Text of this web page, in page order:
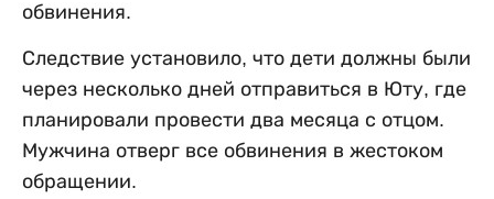
обвинения.
Следствие установило, что дети должны были
через несколько дней отправиться в Юту, где
планировали провести два месяца с отцом.
Мужчина отверг все обвинения в жестоком
обращении.